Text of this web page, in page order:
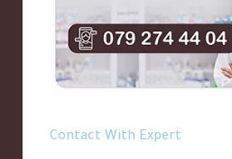
Contact With Expert